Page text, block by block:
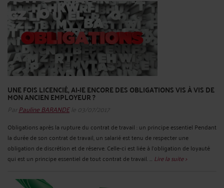
UNE FOIS LICENCIÉ, AI-JE ENCORE DES OBLIGATIONS VIS À VIS DE
MON ANCIEN EMPLOYEUR ?
Par Pauline BARANDEle 03/07/2017
Obligations après la rupture du contrat de travail : un principe essentiel Pendant
la durée de son contrat de travail, un salarié est tenu de respecter une
obligation de discrétion et de réserve. Celle-ci est liée à l’obligation de loyauté
qui est un principe essentiel de tout contrat de travail. ... Lire la suite >